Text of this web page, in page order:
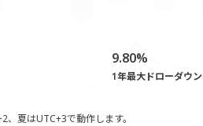
9.80%
1年最大ドローダウン
夏はUTC+3で動作します。